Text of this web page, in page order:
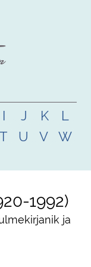
I J K
L
T U V
W
-1992
ja